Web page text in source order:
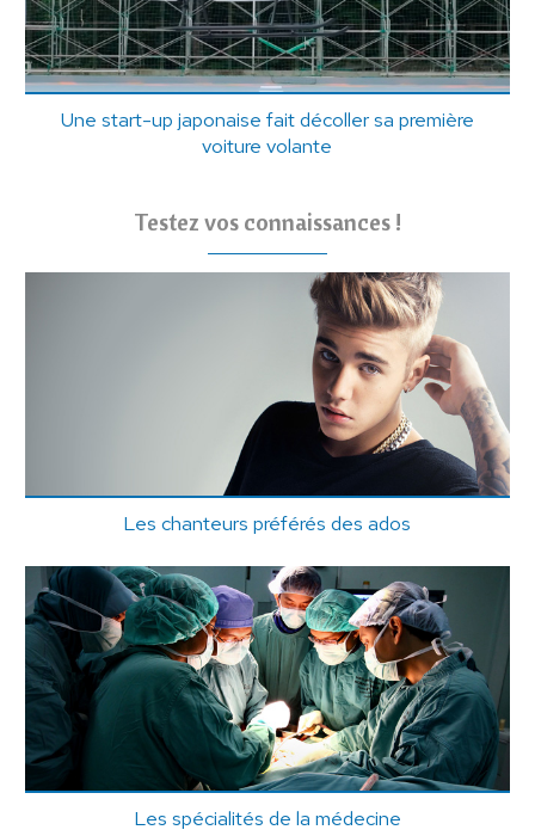
Une start-up japonaise fait décoller sa première
voiture volante
Testez vos connaissances !
Les chanteurs préférés des ados
Les spécialités de la médecine